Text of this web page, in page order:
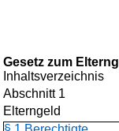
Gesetz zum
Inhaltsverzeichnis
Abschnitt 1
Elterngeld